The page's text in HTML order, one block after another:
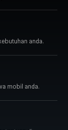
anda.
mobil anda.